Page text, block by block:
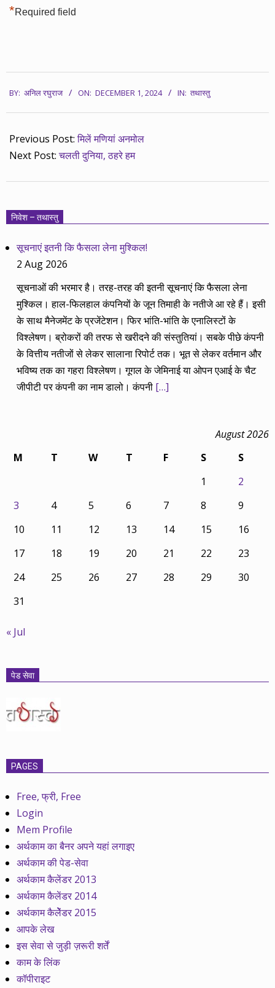
*Required field
12-
01
BY: अनिल रघुराज ON: DECEMBER 1, 2024 IN: तथास्तु
Previous Post:मिलें मणियां अनमोल
Next Post:चलती दुनिया, ठहरे हम
निवेश – तथास्तु
सूचनाएं इतनी कि फैसला लेना मुश्किल!
2 Aug 2026
सूचनाओं की भरमार है। तरह-तरह की इतनी सूचनाएं कि फैसला लेना
मुश्किल। हाल-फिलहाल कंपनियों के जून तिमाही के नतीजे आ रहे हैं। इसी
के साथ मैनेजमेंट के प्रजेंटेशन। फिर भांति-भांति के एनालिस्टों के
विश्लेषण। ब्रोकरों की तरफ से खरीदने की संस्तुतियां। सबके पीछे कंपनी
के वित्तीय नतीजों से लेकर सालाना रिपोर्ट तक। भूत से लेकर वर्तमान और
भविष्य तक का गहरा विश्लेषण। गूगल के जेमिनाई या ओपन एआई के चैट
जीपीटी पर कंपनी का नाम डालो। कंपनी […]
August 2026
M
T W T F S
S
1
2
3
4 5 6 7 8
9
10
11 12 13 14 15
16
17
18 19 20 21 22
23
24
25 26 27 28 29
30
31
« Jul
पेड सेवा
PAGES
Free, फ्री, Free
Login
Mem Profile
अर्थकाम का बैनर अपने यहां लगाइए
अर्थकाम की पेड-सेवा
अर्थकाम कैलेंडर 2013
अर्थकाम कैलेंडर 2014
अर्थकाम कैलेेंडर 2015
आपके लेख
इस सेवा से जुड़ी ज़रूरी शर्तें
काम के लिंक
कॉपीराइट